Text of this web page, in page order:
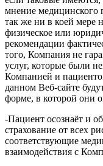
мнение медицинского
так же ни в коей мере
физическое или
рекомендации
того, Компания не
услуг, которые были
Компанией и
данном Веб-сайте
форме, в которой они
-Пациент осознаёт и
страхование от всех
соответствующие
взаимодействия с